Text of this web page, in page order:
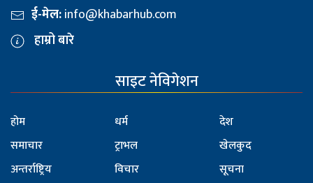
ई-मेल:info@khabarhub.com
हाम्रो बारे
साइट नेविगेशन
होम
समाचार
अन्तर्राष्ट्रिय
धर्म
ट्राभल
विचार
देश
खेलकुद
सूचना